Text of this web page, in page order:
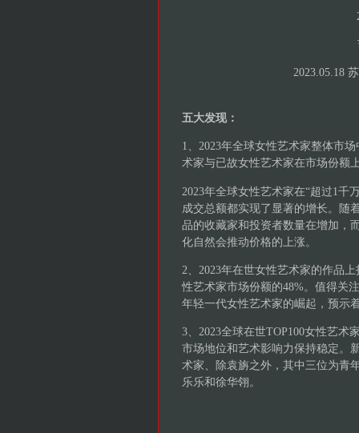
2023.05.18
五大发现：
1、2023年全球女性艺术家整体市
术家与已故女性艺术家在市场份额
2023年全球女性艺术家在“超过1千
成交总额都实现了显著的增长。随
品的收藏家和投资者数量在增加，
化自然会推动价格的上涨。
2、2023年在世女性艺术家的作品
性艺术家市场份额的48%。值得关
年轻一代女性艺术家的崛起，预示
3、2023全球在世TOP100女性艺术
市场地位和艺术影响力保持稳定。
术家、除袁旃之外，其中三位为青
乐乐和徐华翎。